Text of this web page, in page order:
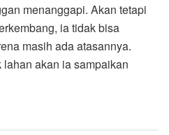
menanggapi. Akan tetapi
ia tidak bisa
masih ada atasannya.
akan ia sampaikan